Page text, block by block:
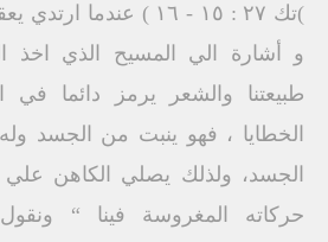
)تك ٢٧ : ١٥ - ١٦ ) عندما
و أشارة الي المسيح الذي اخذ
طبيعتنا والشعر يرمز دائما في
الخطايا ، فهو ينبت من الجسد
الجسد، ولذلك يصلي الكاهن علي
حركاته المغروسة فينا “